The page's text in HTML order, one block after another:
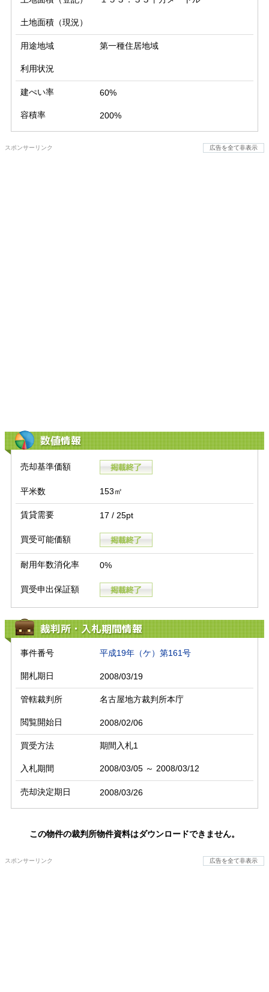
土地面積（現況）
用途地域 第一種住居地域
利用状況
建ぺい率 60%
容積率 200%
スポンサーリンク 広告を全て非表示
数値情報
売却基準価額
平米数 153㎡
賃貸需要 17 / 25pt
買受可能価額
耐用年数消化率 0%
買受申出保証額
裁判所・入札期間情報
事件番号 平成19年（ケ）第161号
開札期日 2008/03/19
管轄裁判所 名古屋地方裁判所本庁
閲覧開始日 2008/02/06
買受方法 期間入札1
入札期間 2008/03/05 ～ 2008/03/12
売却決定期日 2008/03/26
この物件の裁判所物件資料はダウンロードできません。
スポンサーリンク 広告を全て非表示